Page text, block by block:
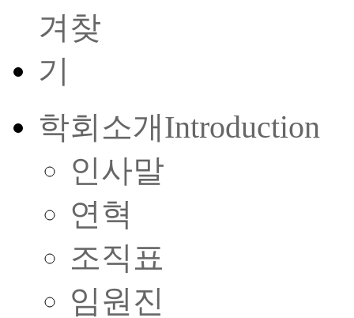
학회소개Introduction
인사말
연혁
조직표
임원진